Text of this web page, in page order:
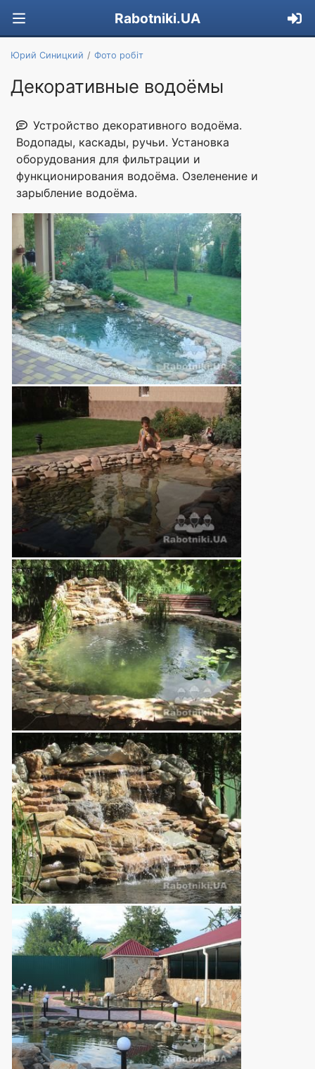
Rabotniki.UA
Юрий Синицкий Фото робіт
Декоративные водоёмы
Устройство декоративного водоёма.
Водопады, каскады, ручьи. Установка
оборудования для фильтрации и
функционирования водоёма. Озеленение и
зарыбление водоёма.